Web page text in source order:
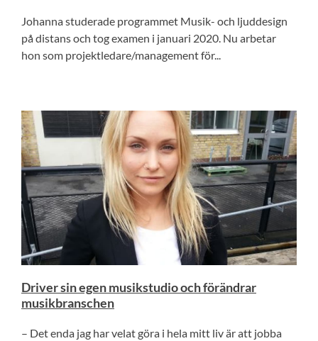
Johanna studerade programmet Musik- och ljuddesign
på distans och tog examen i januari 2020. Nu arbetar
hon som projektledare/management för...
Driver sin egen musikstudio och förändrar
musikbranschen
– Det enda jag har velat göra i hela mitt liv är att jobba